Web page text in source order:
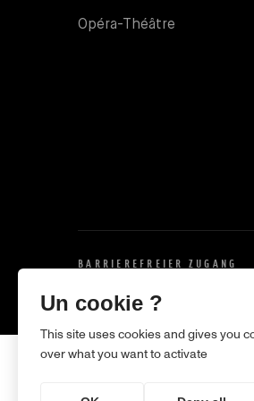
Opéra-Théâtre
BARRIEREFREIER ZUGANG
Un cookie ?
This site uses cookies and gives you
over what you want to activate